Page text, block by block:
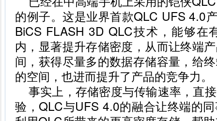
的例子。这是业界首款QLC UFS 4.0
BiCS FLASH 3D QLC技术，能够在
内，显著提升存储密度，从而让终端
间，获得尽量多的数据存储容量，给
的空间，也进而提升了产品的竞争力。
事实上，存储密度与传输速率，直
验，QLC与UFS 4.0的融合让终端的